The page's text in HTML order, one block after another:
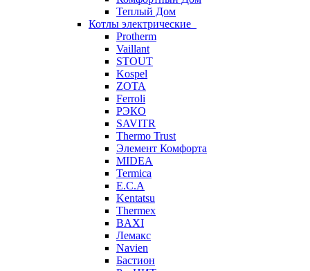
Теплый Дом
Котлы электрические
Protherm
Vaillant
STOUT
Kospel
ZOTA
Ferroli
РЭКО
SAVITR
Thermo Trust
Элемент Комфорта
MIDEA
Termica
E.C.A
Kentatsu
Thermex
BAXI
Лемакс
Navien
Бастион